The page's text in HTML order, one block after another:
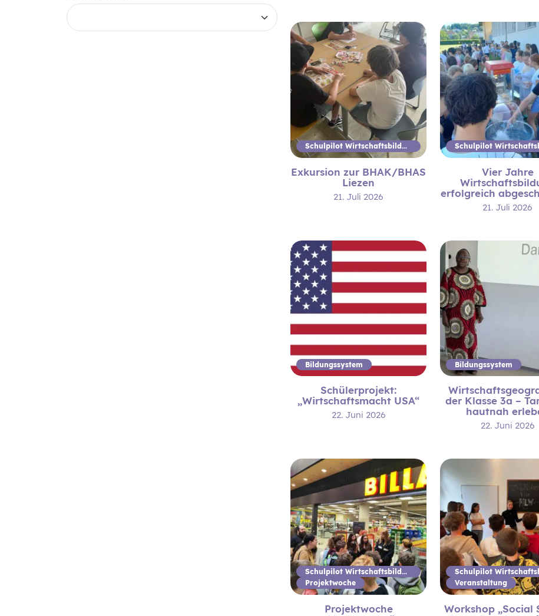
Schulpilot Wirtschaftsbildung
Exkursion zur BHAK/BHAS
Liezen
21. Juli 2026
Vier Jahre
erfolgreich
21. Juli 2026
Bildungssystem
Schülerprojekt:
„Wirtschaftsmacht USA“
22. Juni 2026
Bildungssystem
der Klasse 3a –
hautnah
22. Juni 2026
Schulpilot Wirtschaftsbildung
Projektwoche
Projektwoche
Veranstaltung
Workshop „Social